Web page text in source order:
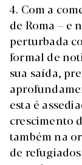
4. Com a
de Roma – e
perturbada
formal de
sua saída,
esta é
crescimento
também na
de